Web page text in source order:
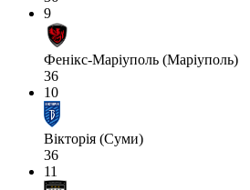
9
Фенікс-Маріуполь (Маріуполь)
36
10
Вікторія (Суми)
36
11